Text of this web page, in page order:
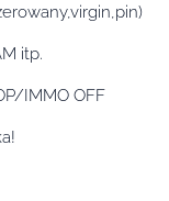
itp.
IMMO OFF